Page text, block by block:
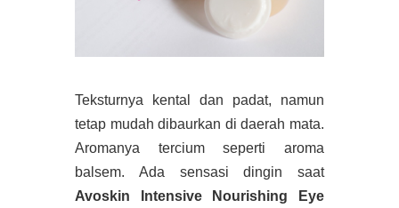
Teksturnya kental dan padat, namun
tetap mudah dibaurkan di daerah mata.
Aromanya tercium seperti aroma
balsem. Ada sensasi dingin saat
Avoskin Intensive Nourishing Eye